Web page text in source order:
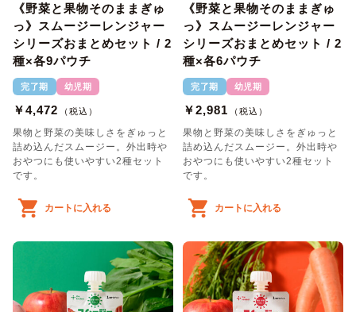
《野菜と果物そのままぎゅ
っ》スムージーレンジャー
シリーズおまとめセット / 2
種×各9パウチ
完了期 幼児期
￥4,472 （税込）
果物と野菜の美味しさをぎゅっと
詰め込んだスムージー。外出時や
おやつにも使いやすい2種セット
です。
カートに入れる
《野菜と果物そのままぎゅ
っ》スムージーレンジャー
シリーズおまとめセット / 2
種×各6パウチ
完了期 幼児期
￥2,981 （税込）
果物と野菜の美味しさをぎゅっと
詰め込んだスムージー。外出時や
おやつにも使いやすい2種セット
です。
カートに入れる